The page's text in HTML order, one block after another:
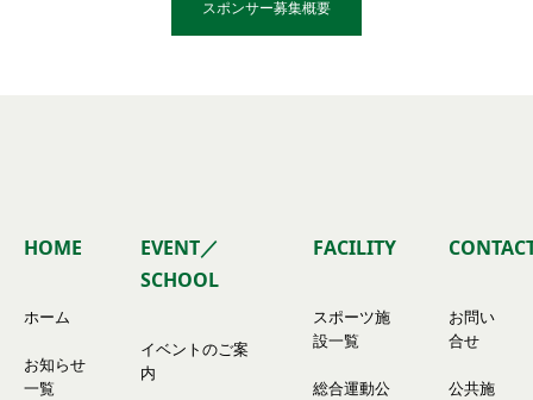
スポンサー募集概要
HOME
ホーム
お知らせ
一覧
EVENT／
SCHOOL
イベントのご案
内
FACILITY
スポーツ施
設一覧
総合運動公
お問い
合せ
公共施